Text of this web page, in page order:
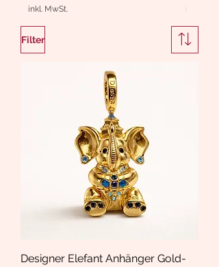
inkl. MwSt.
Filter
Designer Elefant Anhänger Gold-